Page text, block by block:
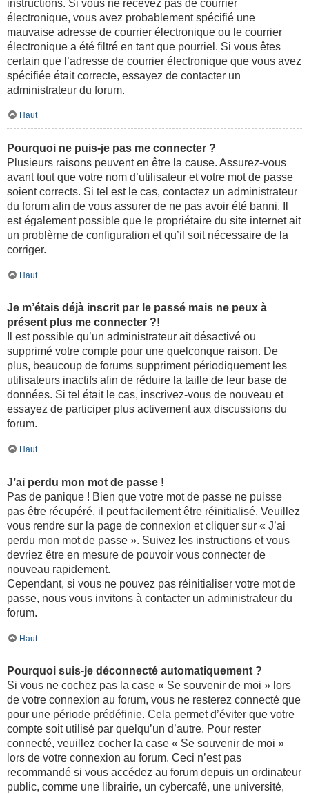
instructions. Si vous ne recevez pas de courrier
électronique, vous avez probablement spécifié une
mauvaise adresse de courrier électronique ou le courrier
électronique a été filtré en tant que pourriel. Si vous êtes
certain que l’adresse de courrier électronique que vous avez
spécifiée était correcte, essayez de contacter un
administrateur du forum.
Haut
Pourquoi ne puis-je pas me connecter ?
Plusieurs raisons peuvent en être la cause. Assurez-vous
avant tout que votre nom d’utilisateur et votre mot de passe
soient corrects. Si tel est le cas, contactez un administrateur
du forum afin de vous assurer de ne pas avoir été banni. Il
est également possible que le propriétaire du site internet ait
un problème de configuration et qu’il soit nécessaire de la
corriger.
Haut
Je m’étais déjà inscrit par le passé mais ne peux à
présent plus me connecter ?!
Il est possible qu’un administrateur ait désactivé ou
supprimé votre compte pour une quelconque raison. De
plus, beaucoup de forums suppriment périodiquement les
utilisateurs inactifs afin de réduire la taille de leur base de
données. Si tel était le cas, inscrivez-vous de nouveau et
essayez de participer plus activement aux discussions du
forum.
Haut
J’ai perdu mon mot de passe !
Pas de panique ! Bien que votre mot de passe ne puisse
pas être récupéré, il peut facilement être réinitialisé. Veuillez
vous rendre sur la page de connexion et cliquer sur « J’ai
perdu mon mot de passe ». Suivez les instructions et vous
devriez être en mesure de pouvoir vous connecter de
nouveau rapidement.
Cependant, si vous ne pouvez pas réinitialiser votre mot de
passe, nous vous invitons à contacter un administrateur du
forum.
Haut
Pourquoi suis-je déconnecté automatiquement ?
Si vous ne cochez pas la case « Se souvenir de moi » lors
de votre connexion au forum, vous ne resterez connecté que
pour une période prédéfinie. Cela permet d’éviter que votre
compte soit utilisé par quelqu’un d’autre. Pour rester
connecté, veuillez cocher la case « Se souvenir de moi »
lors de votre connexion au forum. Ceci n’est pas
recommandé si vous accédez au forum depuis un ordinateur
public, comme une librairie, un cybercafé, une université,